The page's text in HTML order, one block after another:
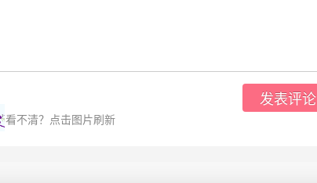
看不清？点击图片刷新
发表评论